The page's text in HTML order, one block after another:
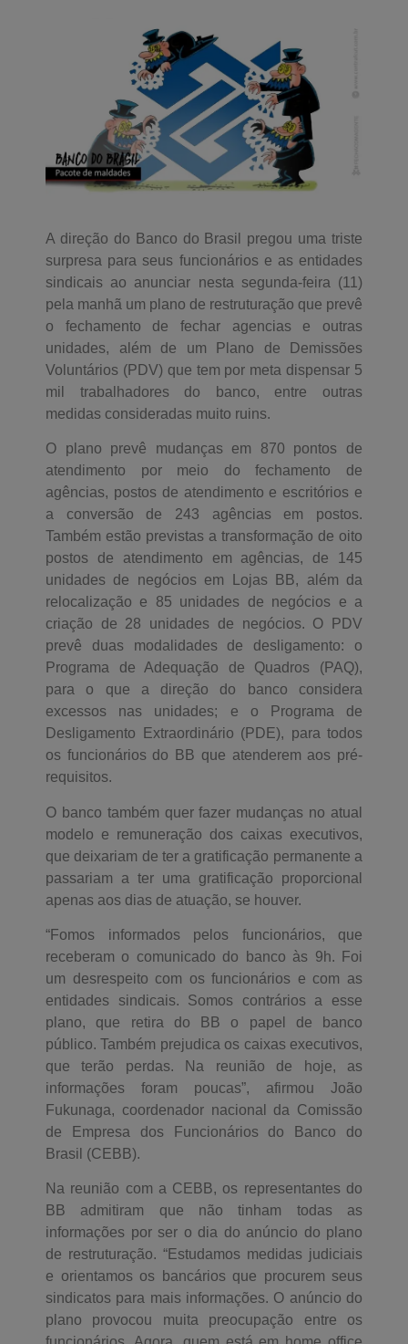
A direção do Banco do Brasil pregou uma triste
surpresa para seus funcionários e as entidades
sindicais ao anunciar nesta segunda-feira (11)
pela manhã um plano de restruturação que prevê
o fechamento de fechar agencias e outras
unidades, além de um Plano de Demissões
Voluntários (PDV) que tem por meta dispensar 5
mil trabalhadores do banco, entre outras
medidas consideradas muito ruins.
O plano prevê mudanças em 870 pontos de
atendimento por meio do fechamento de
agências, postos de atendimento e escritórios e
a conversão de 243 agências em postos.
Também estão previstas a transformação de oito
postos de atendimento em agências, de 145
unidades de negócios em Lojas BB, além da
relocalização e 85 unidades de negócios e a
criação de 28 unidades de negócios. O PDV
prevê duas modalidades de desligamento: o
Programa de Adequação de Quadros (PAQ),
para o que a direção do banco considera
excessos nas unidades; e o Programa de
Desligamento Extraordinário (PDE), para todos
os funcionários do BB que atenderem aos pré-
requisitos.
O banco também quer fazer mudanças no atual
modelo e remuneração dos caixas executivos,
que deixariam de ter a gratificação permanente a
passariam a ter uma gratificação proporcional
apenas aos dias de atuação, se houver.
“Fomos informados pelos funcionários, que
receberam o comunicado do banco às 9h. Foi
um desrespeito com os funcionários e com as
entidades sindicais. Somos contrários a esse
plano, que retira do BB o papel de banco
público. Também prejudica os caixas executivos,
que terão perdas. Na reunião de hoje, as
informações foram poucas”, afirmou João
Fukunaga, coordenador nacional da Comissão
de Empresa dos Funcionários do Banco do
Brasil (CEBB).
Na reunião com a CEBB, os representantes do
BB admitiram que não tinham todas as
informações por ser o dia do anúncio do plano
de restruturação. “Estudamos medidas judiciais
e orientamos os bancários que procurem seus
sindicatos para mais informações. O anúncio do
plano provocou muita preocupação entre os